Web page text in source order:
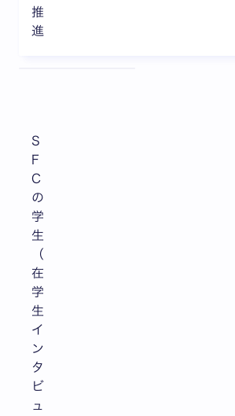
推
進
S
F
C
の
学
生
（
在
学
生
イ
ン
タ
ビ
ュ